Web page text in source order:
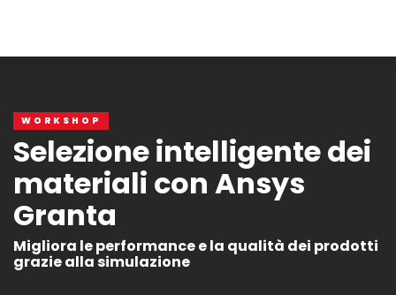
WORKSHOP
Selezione intelligente dei
materiali con Ansys
Granta
Migliora le performance e la qualità dei prodotti
grazie alla simulazione